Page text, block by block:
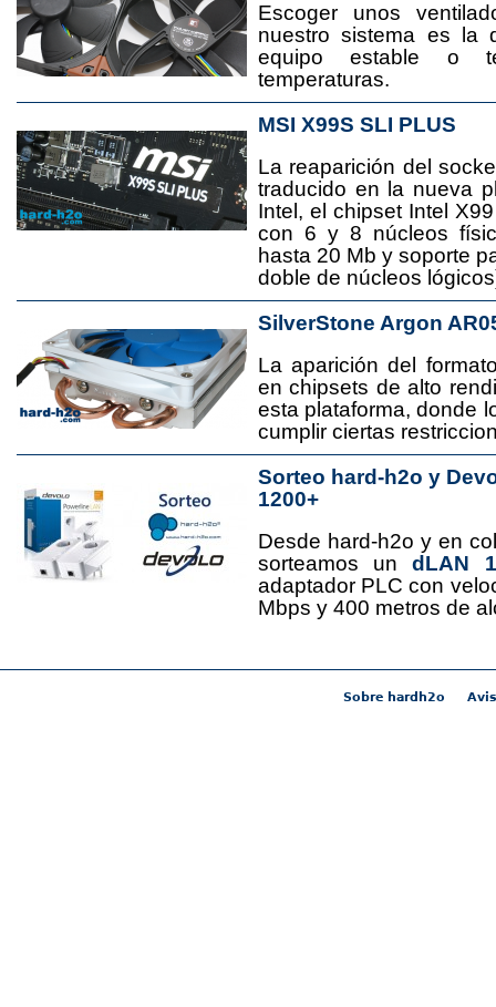
Escoger unos
nuestro sistema es la
equipo estable o
temperaturas.
MSI X99S SLI PLUS
La reaparición del
traducido en la nueva
Intel, el chipset Intel
con 6 y 8 núcleos
hasta 20 Mb y soporte
doble de núcleos
SilverStone Argon
La aparición del
en chipsets de alto
esta plataforma, donde
cumplir ciertas
Sorteo hard-h2o y
1200+
Desde hard-h2o y en
sorteamos undLAN
adaptador PLC con
Mbps y 400 metros de
Sobre hardh2o